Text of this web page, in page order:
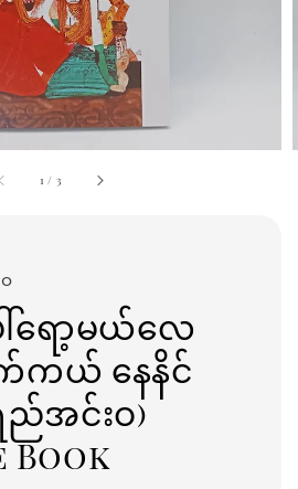
1 / 3
ါ်ရော့မယ်လေ
ကယ် နေနိင်
အင်းဝ)
Book